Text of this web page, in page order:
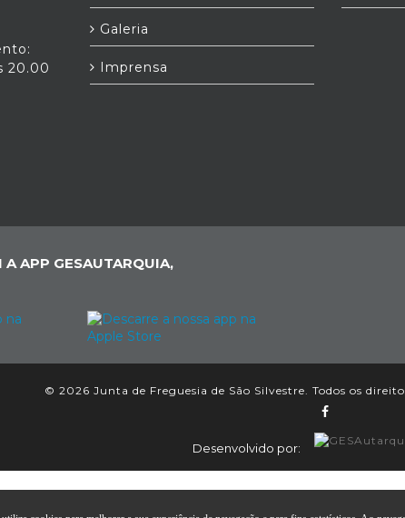
20.00
Galeria
Imprensa
A APP GESAUTARQUIA,
© 2026 Junta de Freguesia de São Silvestre. Todos os
Desenvolvido por: